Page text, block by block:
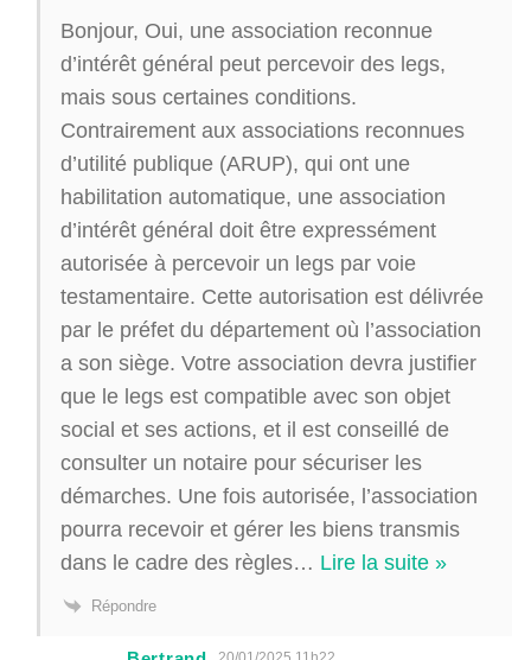
Bonjour, Oui, une association reconnue
d’intérêt général peut percevoir des legs,
mais sous certaines conditions.
Contrairement aux associations reconnues
d’utilité publique (ARUP), qui ont une
habilitation automatique, une association
d’intérêt général doit être expressément
autorisée à percevoir un legs par voie
testamentaire. Cette autorisation est délivrée
par le préfet du département où l’association
a son siège. Votre association devra justifier
que le legs est compatible avec son objet
social et ses actions, et il est conseillé de
consulter un notaire pour sécuriser les
démarches. Une fois autorisée, l’association
pourra recevoir et gérer les biens transmis
dans le cadre des règles… Lire la suite »
Répondre